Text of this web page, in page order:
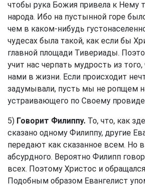
чтобы рука Божия привела к Нему
народа. Ибо на пустынной горе
чем в каком-нибудь
чудесах была такой, как если бы
главной площади Тивериады.
учит нас черпать мудрость из того,
нами в жизни. Если происходит
задумывали, пусть мы не ропщем
устраивающего по Своему
5) Говорит Филиппу. То, что, как
сказано одному Филиппу, другие
передают как сказанное всем. Но
абсурдного. Вероятно Филипп
всех. Поэтому Христос и
Подобным образом Евангелист